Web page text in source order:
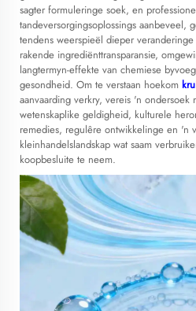
sagter formuleringe soek, en
tandeversorgingsoplossings aanbeveel,
tendens weerspieël dieper
rakende ingrediënttransparansie,
langtermyn-effekte van chemiese
gesondheid. Om te verstaan hoekom
aanvaarding verkry, vereis 'n ondersoek
wetenskaplike geldigheid, kulturele
remedies, regulêre ontwikkelinge en 'n
kleinhandelslandskap wat saam
koopbesluite te neem.